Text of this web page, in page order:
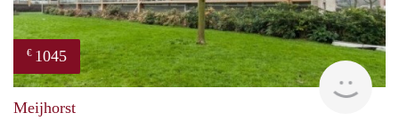
€ 1045
Meijhorst